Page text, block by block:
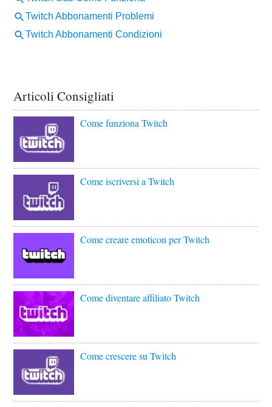
Articoli Consigliati
Come funziona Twitch
Come iscriversi a Twitch
Come creare emoticon per Twitch
Come diventare affiliato Twitch
Come crescere su Twitch